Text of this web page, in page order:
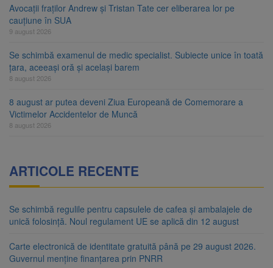
Avocații fraților Andrew și Tristan Tate cer eliberarea lor pe
cauțiune în SUA
9 august 2026
Se schimbă examenul de medic specialist. Subiecte unice în toată
țara, aceeași oră și același barem
8 august 2026
8 august ar putea deveni Ziua Europeană de Comemorare a
Victimelor Accidentelor de Muncă
8 august 2026
ARTICOLE RECENTE
Se schimbă regulile pentru capsulele de cafea și ambalajele de
unică folosință. Noul regulament UE se aplică din 12 august
Carte electronică de identitate gratuită până pe 29 august 2026.
Guvernul menține finanțarea prin PNRR